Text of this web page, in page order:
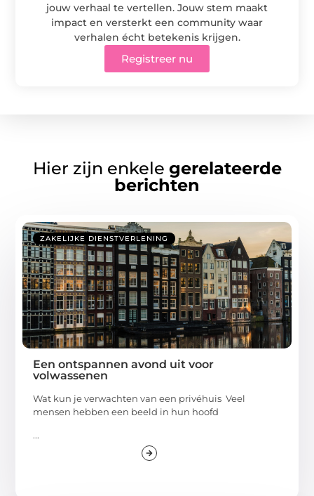
jouw verhaal te vertellen. Jouw stem maakt
impact en versterkt een community waar
verhalen écht betekenis krijgen.
Registreer nu
Hier zijn enkele gerelateerde
berichten
ZAKELIJKE DIENSTVERLENING
Een ontspannen avond uit voor
volwassenen
Wat kun je verwachten van een privéhuis Veel
mensen hebben een beeld in hun hoofd
...